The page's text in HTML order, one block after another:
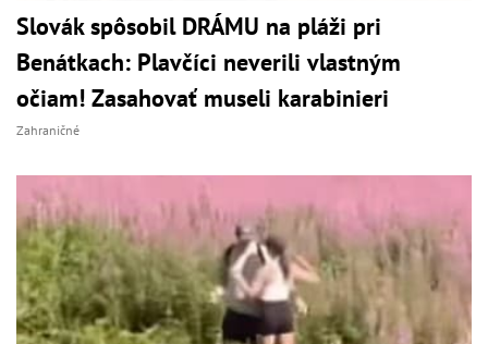
Slovák spôsobil DRÁMU na pláži pri
Benátkach: Plavčíci neverili vlastným
očiam! Zasahovať museli karabinieri
Zahraničné